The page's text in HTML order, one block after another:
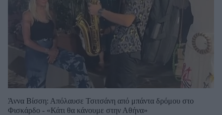
Άννα Βίσση: Απόλαυσε Τσιτσάνη από μπάντα δρόμου στο
Φισκάρδο - «Κάτι θα κάνουμε στην Αθήνα»